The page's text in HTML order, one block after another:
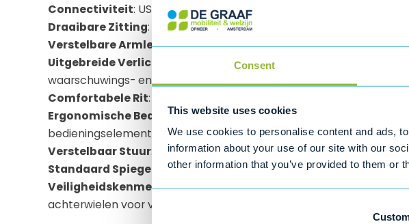
Consent
This website uses cookies
We use cookies to personalise content and ads,
information about your use of our site with our
other information that you’ve provided to them or
Connectiviteit: USB-aansluiting om je smartphone op te laden.
Draaibare Zitting: Comfortabele draaibare zitting met hoofdsteun.
Verstelbare Armleuningen: In breedte verstelbaar en
Uitgebreide Verlichting
: Voorzien van voor- en achter-LED-
waarschuwings- en remlichten.
Comfortabele Rit: Opblaasbare wielen en een
Ergonomische Bediening : Gebruiksvriendelijke programmeerbare
bedieningselementen en ergonomische stuurhendels.
Verstelbaar Stuur: Kantelbare stuurkolom.
Standaard Spiegels
: Wordt geleverd met spiegels inbegrepen.
Veiligheidskenmerken: Automatische snelheidsreductie tijdens
achterwielen voor verbeterde stabiliteit.